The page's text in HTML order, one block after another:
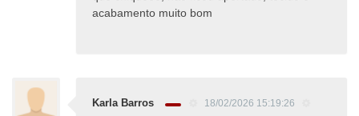
acabamento muito bom
Karla Barros 18/02/2026 15:19:26